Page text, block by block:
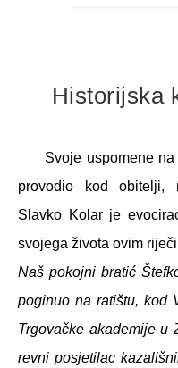
Historijska
Svoje uspomene
provodio kod obitelji,
Slavko Kolar je
svojega života ovim
Naš pokojni bratić
poginuo na ratištu, kod
Trgovačke akademije u
revni posjetilac